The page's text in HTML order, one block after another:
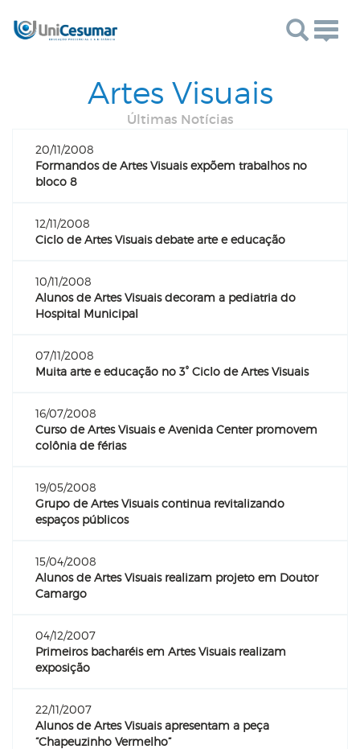
Artes Visuais
Últimas Notícias
20/11/2008
Formandos de Artes Visuais expõem trabalhos no
bloco 8
12/11/2008
Ciclo de Artes Visuais debate arte e educação
10/11/2008
Alunos de Artes Visuais decoram a pediatria do
Hospital Municipal
07/11/2008
Muita arte e educação no 3° Ciclo de Artes Visuais
16/07/2008
Curso de Artes Visuais e Avenida Center promovem
colônia de férias
19/05/2008
Grupo de Artes Visuais continua revitalizando
espaços públicos
15/04/2008
Alunos de Artes Visuais realizam projeto em Doutor
Camargo
04/12/2007
Primeiros bacharéis em Artes Visuais realizam
exposição
22/11/2007
Alunos de Artes Visuais apresentam a peça
“Chapeuzinho Vermelho”